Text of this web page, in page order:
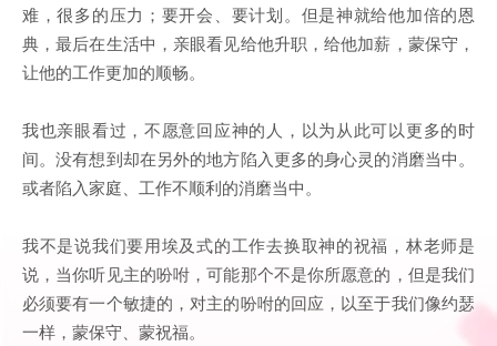
难，很多的压力；要开会、要计划。但是神就给他加倍的恩
典，最后在生活中，亲眼看见给他升职，给他加薪，蒙保守，
让他的工作更加的顺畅。
我也亲眼看过，不愿意回应神的人，以为从此可以更多的时
间。没有想到却在另外的地方陷入更多的身心灵的消磨当中。
或者陷入家庭、工作不顺利的消磨当中。
我不是说我们要用埃及式的工作去换取神的祝福，林老师是
说，当你听见主的吩咐，可能那个不是你所愿意的，但是我们
必须要有一个敏捷的，对主的吩咐的回应，以至于我们像约瑟
一样，蒙保守、蒙祝福。